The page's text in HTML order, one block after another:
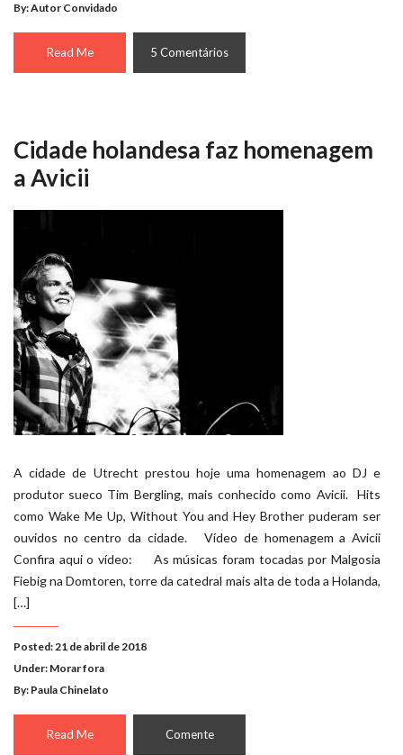
By: Autor Convidado
Read Me 5 Comentários
Cidade holandesa faz homenagem
a Avicii
A cidade de Utrecht prestou hoje uma homenagem ao DJ e
produtor sueco Tim Bergling, mais conhecido como Avicii. Hits
como Wake Me Up, Without You and Hey Brother puderam ser
ouvidos no centro da cidade. Vídeo de homenagem a Avicii
Confira aqui o vídeo: As músicas foram tocadas por Malgosia
Fiebig na Domtoren, torre da catedral mais alta de toda a Holanda,
[…]
Posted: 21 de abril de 2018
Under: Morar fora
By: Paula Chinelato
Read Me Comente